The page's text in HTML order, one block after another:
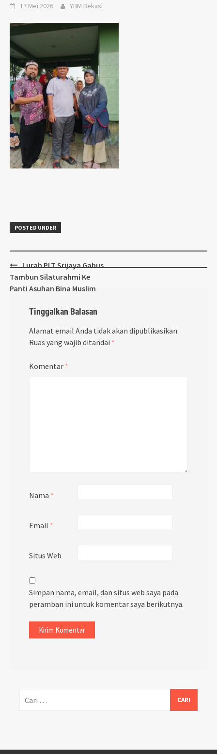
17 Mei 2026 YBM Bekasi
POSTED UNDER
Post
navigation
Lurah PLT Srijaya Gabus
Tambun Silaturahmi Ke
Panti Asuhan Bina Muslim
Tinggalkan Balasan
Alamat email Anda tidak akan dipublikasikan.
Ruas yang wajib ditandai *
Komentar *
Nama *
Email *
Situs Web
Simpan nama, email, dan situs web saya pada
peramban ini untuk komentar saya berikutnya.
untuk: